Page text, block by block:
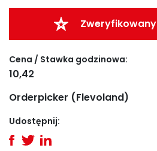
Cena / Stawka godzinowa:
10,42
Orderpicker (Flevoland)
Udostępnij: